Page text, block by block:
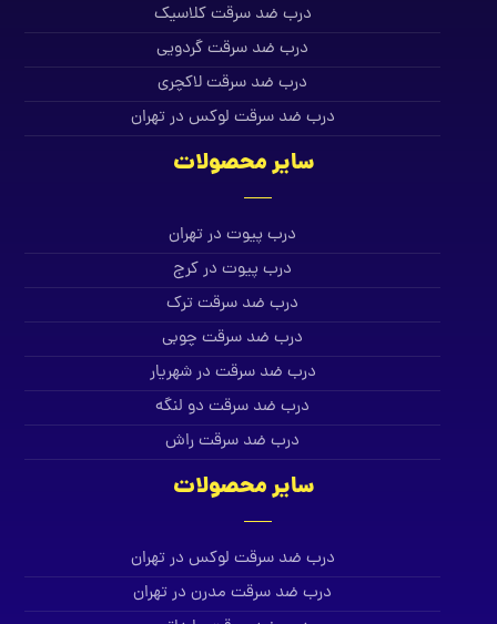
درب ضد سرقت کلاسیک
درب ضد سرقت گردویی
درب ضد سرقت لاکچری
درب ضد سرقت لوکس در تهران
سایر محصولات
درب پیوت در تهران
درب پیوت در کرج
درب ضد سرقت ترک
درب ضد سرقت چوبی
درب ضد سرقت در شهریار
درب ضد سرقت دو لنگه
درب ضد سرقت راش
سایر محصولات
درب ضد سرقت لوکس در تهران
درب ضد سرقت مدرن در تهران